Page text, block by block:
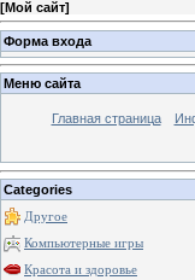
[Мой сайт]
Форма входа
Меню сайта
Главная страница
Categories
Другое
Компьютерные игры
Красота и здоровье